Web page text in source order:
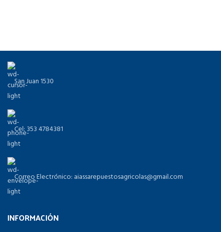
San Juan 1530
Cel: 353 4784381
Correo Electrónico: aiassarepuestosagricolas@gmail.com
INFORMACIÓN